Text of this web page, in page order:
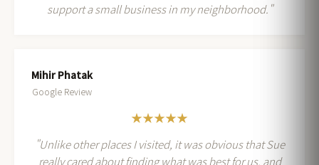
support a small business in my neighborhood."
Mihir Phatak
Google Review
★★★★★
"Unlike other places I visited, it was obvious that Sue
really cared about finding what was best for us, and